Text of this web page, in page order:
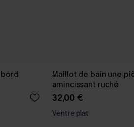
Maillot de bain une
amincissant ruché
32,00 €
Ventre plat